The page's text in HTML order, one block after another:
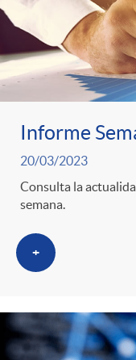
Informe
20/03/2023
Consulta la
semana.
+